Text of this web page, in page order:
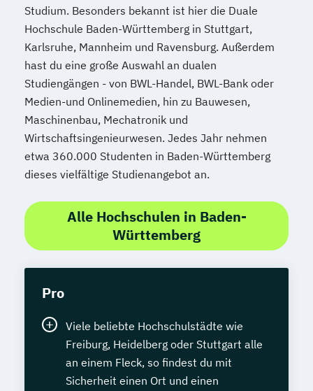
Studium. Besonders bekannt ist hier die Duale
Hochschule Baden-Württemberg in Stuttgart,
Karlsruhe, Mannheim und Ravensburg. Außerdem
hast du eine große Auswahl an dualen
Studiengängen - von BWL-Handel, BWL-Bank oder
Medien-und Onlinemedien, hin zu Bauwesen,
Maschinenbau, Mechatronik und
Wirtschaftsingenieurwesen. Jedes Jahr nehmen
etwa 360.000 Studenten in Baden-Württemberg
dieses vielfältige Studienangebot an.
Alle Hochschulen in Baden-
Württemberg
Pro
Viele beliebte Hochschulstädte wie
Freiburg, Heidelberg oder Stuttgart alle
an einem Fleck, so findest du mit
Sicherheit einen Ort und einen